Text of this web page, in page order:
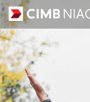
Personal